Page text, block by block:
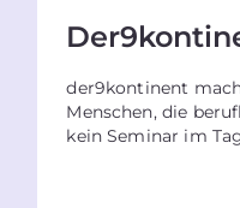
der9kontinent
Menschen, die
kein Seminar im